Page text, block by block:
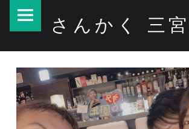
ストレス発散に♪ – さんかく 三宮店
さんかく 三